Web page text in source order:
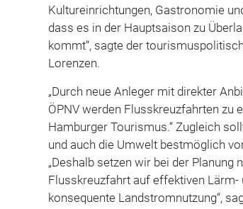
Kultureinrichtungen, Gastronomie
dass es in der Hauptsaison zu
kommt“, sagte der
Lorenzen.
„Durch neue Anleger mit direkter
ÖPNV werden Flusskreuzfahrten zu
Hamburger Tourismus.“ Zugleich
und auch die Umwelt bestmöglich
„Deshalb setzen wir bei der Planung
Flusskreuzfahrt auf effektiven
konsequente Landstromnutzung“,